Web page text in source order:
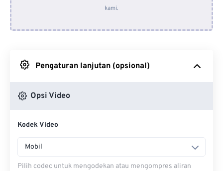
Dari Dropbox
kami.
Pengaturan lanjutan (opsional)
Opsi Video
Kodek Video
Mobil
Pilih codec untuk mengodekan atau mengompres aliran